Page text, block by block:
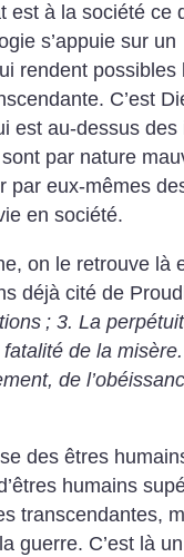
est à la société ce
s’appuie sur un
rendent possibles
C’est
est au-dessus des
par nature
par eux-mêmes
en société.
on le retrouve là
déjà cité de
; 3. La
de la misère.
de
des êtres
humains
transcendantes,
guerre. C’est là un